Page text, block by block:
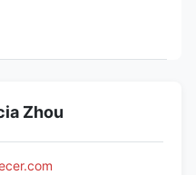
Zhou